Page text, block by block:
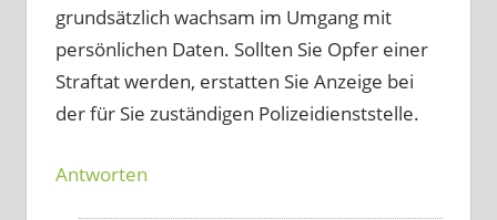
grundsätzlich wachsam im Umgang mit
persönlichen Daten. Sollten Sie Opfer einer
Straftat werden, erstatten Sie Anzeige bei
der für Sie zuständigen Polizeidienststelle.
Antworten